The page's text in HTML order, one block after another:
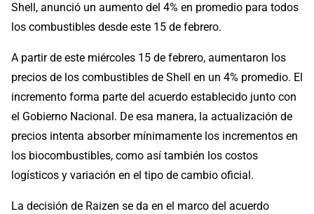
Shell, anunció un aumento del 4% en promedio para todos
los combustibles desde este 15 de febrero.
A partir de este miércoles 15 de febrero, aumentaron los
precios de los combustibles de Shell en un 4% promedio. El
incremento forma parte del acuerdo establecido junto con
el Gobierno Nacional. De esa manera, la actualización de
precios intenta absorber mínimamente los incrementos en
los biocombustibles, como así también los costos
logísticos y variación en el tipo de cambio oficial.
La decisión de Raizen se da en el marco del acuerdo